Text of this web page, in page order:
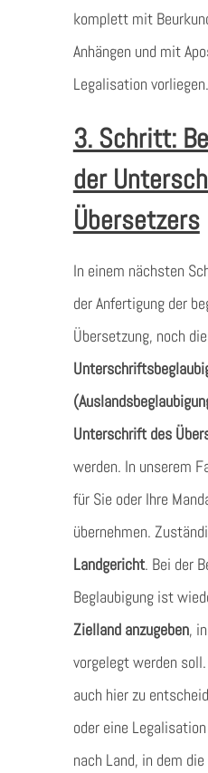
komplett mit
Anhängen und mit
Legalisation vorliegen.
3. Schritt:
der
Übersetzers
In einem nächsten
der Anfertigung der
Übersetzung, noch die
Unterschrift des
werden. In unserem
für Sie oder Ihre
übernehmen.
Landgericht. Bei der
Beglaubigung ist
Zielland anzugeben,
vorgelegt werden
auch hier zu
oder eine
nach Land, in dem